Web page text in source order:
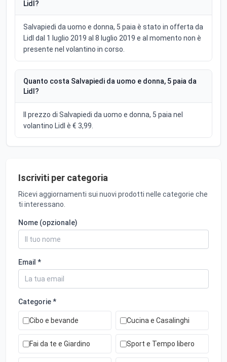
Lidl?
Salvapiedi da uomo e donna, 5 paia è stato in offerta da
Lidl dal 1 luglio 2019 al 8 luglio 2019 e al momento non è
presente nel volantino in corso.
Quanto costa Salvapiedi da uomo e donna, 5 paia da
Lidl?
Il prezzo di Salvapiedi da uomo e donna, 5 paia nel
volantino Lidl è € 3,99.
Iscriviti per categoria
Ricevi aggiornamenti sui nuovi prodotti nelle categorie che
ti interessano.
Nome (opzionale)
Email *
Categorie *
Cibo e bevande Cucina e Casalinghi
Fai da te e Giardino Sport e Tempo libero